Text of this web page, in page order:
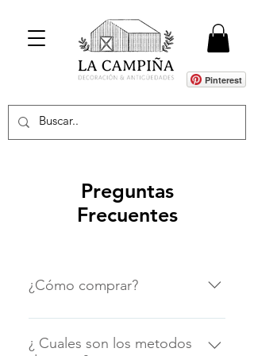
Pinterest
Preguntas
Frecuentes
¿Cómo comprar?
Navegá por nuestra web, agrega
todos los productos que quieras a
¿ Cuales son los metodos